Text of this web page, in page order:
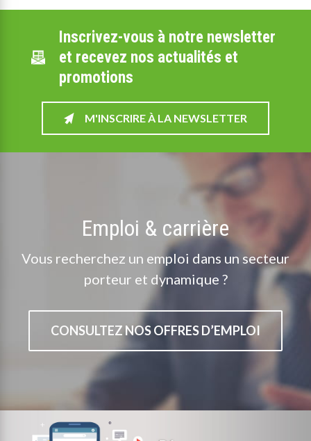
Inscrivez-vous à notre newsletter
et recevez nos actualités et
promotions
M'INSCRIRE À LA NEWSLETTER
Emploi & carrière
Vous recherchez un emploi dans un secteur
porteur et dynamique ?
CONSULTEZ NOS OFFRES D’EMPLOI